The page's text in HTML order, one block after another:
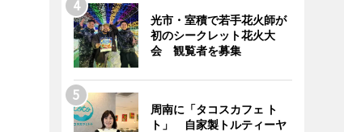
光市・室積で若手花火師が
初のシークレット花火大
会 観覧者を募集
周南に「タコスカフェ ト
ト」 自家製トルティーヤ